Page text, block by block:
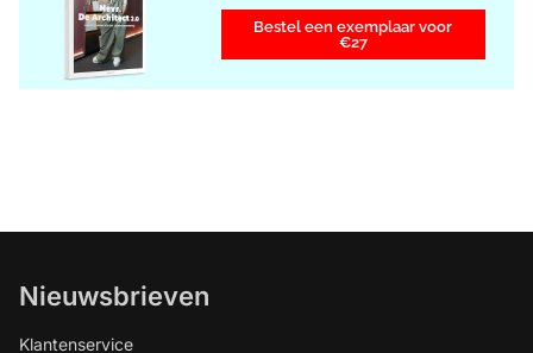
Bestel een exemplaar voor
€27
Nieuwsbrieven
Klantenservice